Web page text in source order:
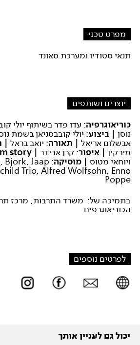
מפרט טכני
תנאי סטודיו ומערכת סאונד
יוצרים ושותפים
כוריאוגרפיה: עדו פדר בשיתוף יולי
נוסן | ביצוע: יולי קובבסניאן בשמת
אבשלום אריאל | תאורה: יואב בראל |
מירקין | איפור: קרן אבידר |
story
ויוחאי מטוס | מוסיקה Bjork, Jaap
Trio, Alfred Wolfsohn, Enno
Poppe
בתמיכה של: משרד התרבות, מרכז
הכוריאוגרפים
לפרטים נוספים
יכול גם לעניין אותך